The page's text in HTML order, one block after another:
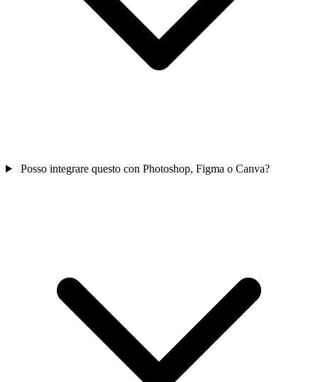
Posso integrare questo con Photoshop, Figma o Canva?